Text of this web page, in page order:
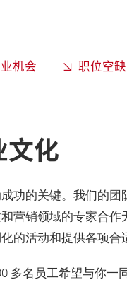
机会 职位空缺
化
功的关键。我们的团
营销领域的专家合作
的活动和提供各项合
多名员工希望与你一